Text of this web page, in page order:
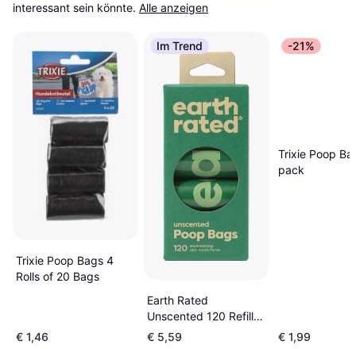
interessant sein könnte. Alle anzeigen
Trixie Poop Bags 4
Rolls of 20 Bags
€ 1,46
Im Trend
Earth Rated
Unscented 120 Refill
Roll Bags 8-pack
€ 5,59
-21%
Trixie Poop
pack
€ 1,99